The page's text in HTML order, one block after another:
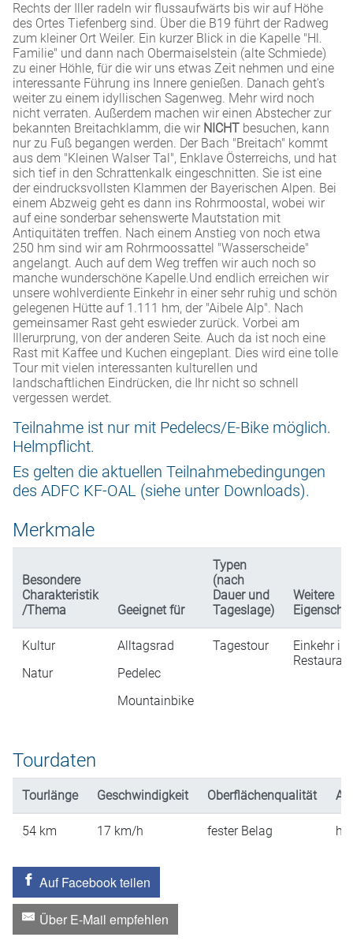
Rechts der Iller radeln wir flussaufwärts bis wir auf Höhe
des Ortes Tiefenberg sind. Über die B19 führt der Radweg
zum kleiner Ort Weiler. Ein kurzer Blick in die Kapelle "Hl.
Familie" und dann nach Obermaiselstein (alte Schmiede)
zu einer Höhle, für die wir uns etwas Zeit nehmen und eine
interessante Führung ins Innere genießen. Danach geht's
weiter zu einem idyllischen Sagenweg. Mehr wird noch
nicht verraten. Außerdem machen wir einen Abstecher zur
bekannten Breitachklamm, die wir NICHT besuchen, kann
nur zu Fuß begangen werden. Der Bach "Breitach" kommt
aus dem "Kleinen Walser Tal", Enklave Österreichs, und hat
sich tief in den Schrattenkalk eingeschnitten. Sie ist eine
der eindrucksvollsten Klammen der Bayerischen Alpen. Bei
einem Abzweig geht es dann ins Rohrmoostal, wobei wir
auf eine sonderbar sehenswerte Mautstation mit
Antiquitäten treffen. Nach einem Anstieg von noch etwa
250 hm sind wir am Rohrmoossattel "Wasserscheide"
angelangt. Auch auf dem Weg treffen wir auch noch so
manche wunderschöne Kapelle.Und endlich erreichen wir
unsere wohlverdiente Einkehr in einer sehr ruhig und schön
gelegenen Hütte auf 1.111 hm, der "Aibele Alp". Nach
gemeinsamer Rast geht eswieder zurück. Vorbei am
Illerurprung, von der anderen Seite. Auch da ist noch eine
Rast mit Kaffee und Kuchen eingeplant. Dies wird eine tolle
Tour mit vielen interessanten kulturellen und
landschaftlichen Eindrücken, die Ihr nicht so schnell
vergessen werdet.
Teilnahme ist nur mit Pedelecs/E-Bike möglich.
Helmpflicht.
Es gelten die aktuellen Teilnahmebedingungen
des ADFC KF-OAL (siehe unter Downloads).
Merkmale
Besondere
Charakteristik
/Thema
Geeignet für
Typen
(nach
Dauer und
Tageslage)
Weitere
Kultur
Natur
Alltagsrad
Pedelec
Mountainbike
Tagestour
Einkehr in
Tourdaten
Tourlänge Geschwindigkeit Oberflächenqualität
54 km 17 km/h fester Belag
Auf Facebook teilen
Über E-Mail empfehlen